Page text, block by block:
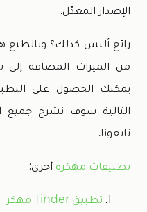
الإصدار المعدّل.
رائع أليس كذلك؟ وبالطبع
يمكنك الحصول على
التالية سوف نشرح جميع
تابعونا.
تطبيقات مهكرة أخرى:
تطبيق Tinder مهكر